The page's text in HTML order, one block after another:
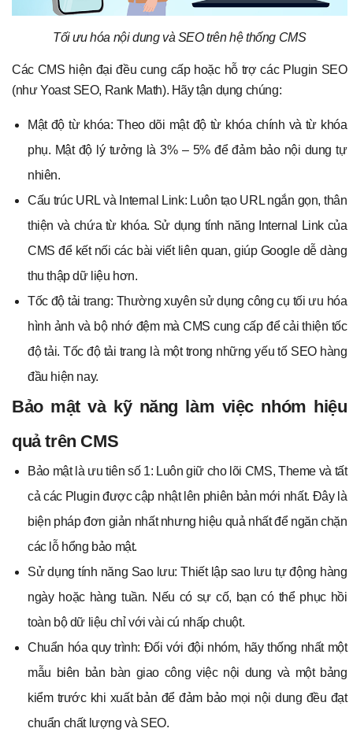
Tối ưu hóa nội dung và SEO trên hệ thống CMS
Các CMS hiện đại đều cung cấp hoặc hỗ trợ các Plugin SEO
(như Yoast SEO, Rank Math). Hãy tận dụng chúng:
Mật độ từ khóa: Theo dõi mật độ từ khóa chính và từ khóa
phụ. Mật độ lý tưởng là 3% – 5% để đảm bảo nội dung tự
nhiên.
Cấu trúc URL và Internal Link: Luôn tạo URL ngắn gọn, thân
thiện và chứa từ khóa. Sử dụng tính năng Internal Link của
CMS để kết nối các bài viết liên quan, giúp Google dễ dàng
thu thập dữ liệu hơn.
Tốc độ tải trang: Thường xuyên sử dụng công cụ tối ưu hóa
hình ảnh và bộ nhớ đệm mà CMS cung cấp để cải thiện tốc
độ tải. Tốc độ tải trang là một trong những yếu tố SEO hàng
đầu hiện nay.
Bảo mật và kỹ năng làm việc nhóm hiệu
quả trên CMS
Bảo mật là ưu tiên số 1: Luôn giữ cho lõi CMS, Theme và tất
cả các Plugin được cập nhật lên phiên bản mới nhất. Đây là
biện pháp đơn giản nhất nhưng hiệu quả nhất để ngăn chặn
các lỗ hổng bảo mật.
Sử dụng tính năng Sao lưu: Thiết lập sao lưu tự động hàng
ngày hoặc hàng tuần. Nếu có sự cố, bạn có thể phục hồi
toàn bộ dữ liệu chỉ với vài cú nhấp chuột.
Chuẩn hóa quy trình: Đối với đội nhóm, hãy thống nhất một
mẫu biên bản bàn giao công việc nội dung và một bảng
kiểm trước khi xuất bản để đảm bảo mọi nội dung đều đạt
chuẩn chất lượng và SEO.